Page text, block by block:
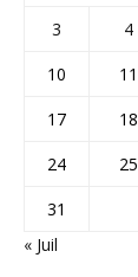
3
4
10
11
17
18
24
25
31
« Juil